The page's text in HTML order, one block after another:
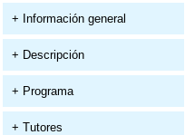
+ Información general
+ Descripción
+ Programa
+ Tutores